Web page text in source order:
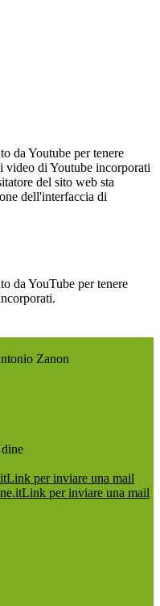
da Youtube per tenere
video di Youtube incorporati
del sito web sta
dell'interfaccia di
da YouTube per tenere
Zanon
Link per inviare una mail
Link per inviare una mail